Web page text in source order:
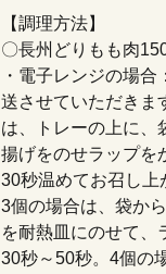
【調理方法】
〇長州どりもも肉
・電子レンジの場
送させていただきま
は、トレーの上に、
揚げをのせラップを
30秒温めてお召し上
3個の場合は、袋か
を耐熱皿にのせて、
30秒～50秒。4個の